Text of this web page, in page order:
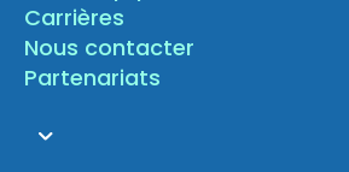
Carrières
Nous contacter
Partenariats